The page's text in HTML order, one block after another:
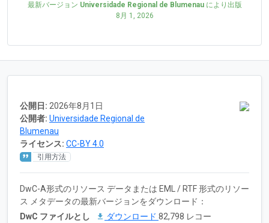
最新バージョン Universidade Regional de Blumenauにより出版
8月 1, 2026
公開日: 2026年8月1日
公開者: Universidade Regional de
Blumenau
ライセンス: CC-BY 4.0
引用方法
DwC-A形式のリソース データまたは EML / RTF 形式のリソー
ス メタデータの最新バージョンをダウンロード：
DwC ファイルとし
ダウンロード 82,798 レコー